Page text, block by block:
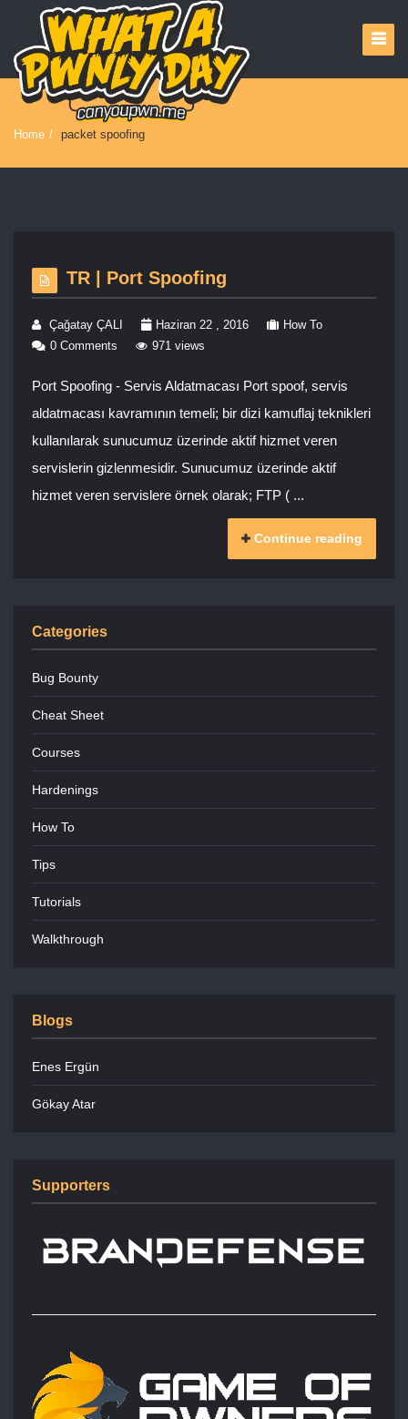
Home / packet spoofing
TR | Port Spoofing
Çağatay ÇALI Haziran 22 , 2016
How To
0 Comments
971 views
Port Spoofing - Servis Aldatmacası Port spoof, servis
aldatmacası kavramının temeli; bir dizi kamuflaj teknikleri
kullanılarak sunucumuz üzerinde aktif hizmet veren
servislerin gizlenmesidir. Sunucumuz üzerinde aktif
hizmet veren servislere örnek olarak; FTP ( ...
Continue reading
Categories
Bug Bounty
Cheat Sheet
Courses
Hardenings
How To
Tips
Tutorials
Walkthrough
Blogs
Enes Ergün
Gökay Atar
Supporters